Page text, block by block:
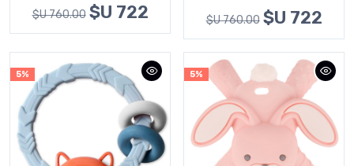
$U 760.00 $U 722 $U 760.00 $U 722
5% 5%